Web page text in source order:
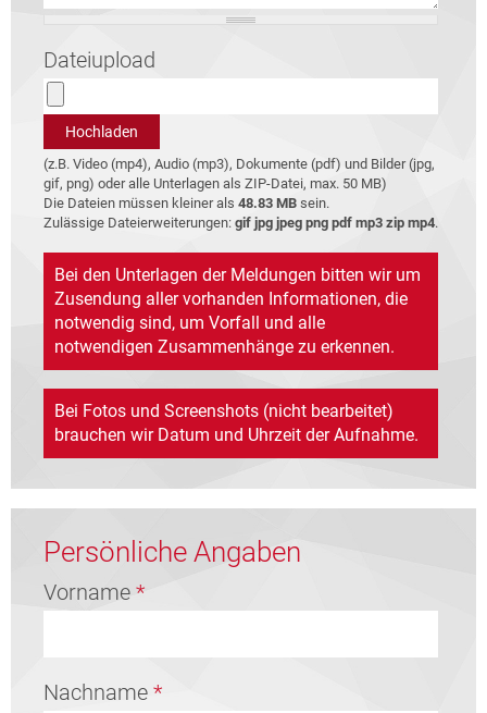
Dateiupload
(z.B. Video (mp4), Audio (mp3), Dokumente (pdf) und Bilder (jpg,
gif, png) oder alle Unterlagen als ZIP-Datei, max. 50 MB)
Die Dateien müssen kleiner als 48.83 MB sein.
Zulässige Dateierweiterungen: gif jpg jpeg png pdf mp3 zip mp4.
Bei den Unterlagen der Meldungen bitten wir um
Zusendung aller vorhanden Informationen, die
notwendig sind, um Vorfall und alle
notwendigen Zusammenhänge zu erkennen.
Bei Fotos und Screenshots (nicht bearbeitet)
brauchen wir Datum und Uhrzeit der Aufnahme.
Persönliche Angaben
Vorname *
Nachname *